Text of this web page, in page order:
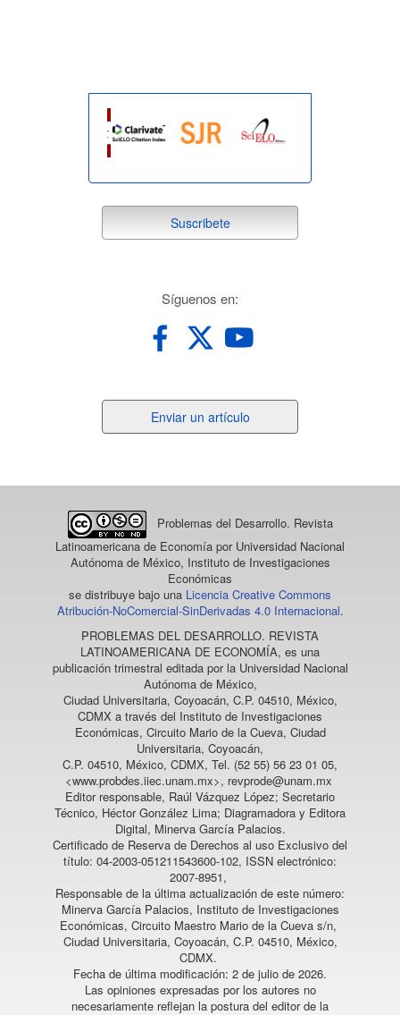
suscribete
Suscribete
Síguenos en:
un
Enviar un artículo
Problemas del Desarrollo. Revista
Latinoamericana de Economía por Universidad Nacional
Autónoma de México, Instituto de Investigaciones
Económicas
se distribuye bajo una Licencia Creative Commons
Atribución-NoComercial-SinDerivadas 4.0 Internacional.
PROBLEMAS DEL DESARROLLO. REVISTA
LATINOAMERICANA DE ECONOMÍA, es una
publicación trimestral editada por la Universidad Nacional
Autónoma de México,
Ciudad Universitaria, Coyoacán, C.P. 04510, México,
CDMX a través del Instituto de Investigaciones
Económicas, Circuito Mario de la Cueva, Ciudad
Universitaria, Coyoacán,
C.P. 04510, México, CDMX, Tel. (52 55) 56 23 01 05,
<www.probdes.iiec.unam.mx>, revprode@unam.mx
Editor responsable, Raúl Vázquez López; Secretario
Técnico, Héctor González Lima; Diagramadora y Editora
Digital, Minerva García Palacios.
Certificado de Reserva de Derechos al uso Exclusivo del
título: 04-2003-051211543600-102, ISSN electrónico:
2007-8951,
Responsable de la última actualización de este número:
Minerva García Palacios, Instituto de Investigaciones
Económicas, Circuito Maestro Mario de la Cueva s/n,
Ciudad Universitaria, Coyoacán, C.P. 04510, México,
CDMX.
Fecha de última modificación: 2 de julio de 2026.
Las opiniones expresadas por los autores no
necesariamente reflejan la postura del editor de la